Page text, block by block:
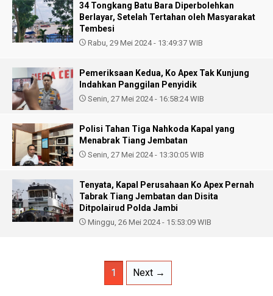
34 Tongkang Batu Bara Diperbolehkan
Berlayar, Setelah Tertahan oleh Masyarakat
Tembesi
Rabu, 29 Mei 2024 - 13:49:37 WIB
Pemeriksaan Kedua, Ko Apex Tak Kunjung
Indahkan Panggilan Penyidik
Senin, 27 Mei 2024 - 16:58:24 WIB
Polisi Tahan Tiga Nahkoda Kapal yang
Menabrak Tiang Jembatan
Senin, 27 Mei 2024 - 13:30:05 WIB
Tenyata, Kapal Perusahaan Ko Apex Pernah
Tabrak Tiang Jembatan dan Disita
Ditpolairud Polda Jambi
Minggu, 26 Mei 2024 - 15:53:09 WIB
1 Next →